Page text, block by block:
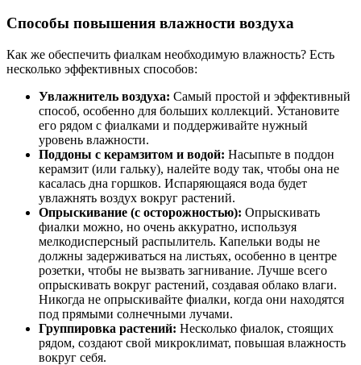
Способы повышения влажности воздуха
Как же обеспечить фиалкам необходимую влажность? Есть
несколько эффективных способов:
Увлажнитель воздуха: Самый простой и эффективный
способ, особенно для больших коллекций. Установите
его рядом с фиалками и поддерживайте нужный
уровень влажности.
Поддоны с керамзитом и водой: Насыпьте в поддон
керамзит (или гальку), налейте воду так, чтобы она не
касалась дна горшков. Испаряющаяся вода будет
увлажнять воздух вокруг растений.
Опрыскивание (с осторожностью): Опрыскивать
фиалки можно, но очень аккуратно, используя
мелкодисперсный распылитель. Капельки воды не
должны задерживаться на листьях, особенно в центре
розетки, чтобы не вызвать загнивание. Лучше всего
опрыскивать вокруг растений, создавая облако влаги.
Никогда не опрыскивайте фиалки, когда они находятся
под прямыми солнечными лучами.
Группировка растений: Несколько фиалок, стоящих
рядом, создают свой микроклимат, повышая влажность
вокруг себя.